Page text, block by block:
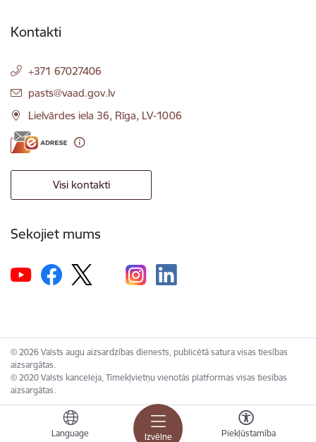
Izvēlne
Language Piekļūstamība
Kontakti
+371 67027406
E-pasts:
pasts@vaad.gov.lv
Lielvārdes iela 36, Rīga, LV-1006
Visi kontakti
Sekojiet mums
© 2026 Valsts augu aizsardzības dienests, publicētā satura visas tiesības
aizsargātas.
© 2020 Valsts kanceleja, Tīmekļvietņu vienotās platformas visas tiesības
aizsargātas.